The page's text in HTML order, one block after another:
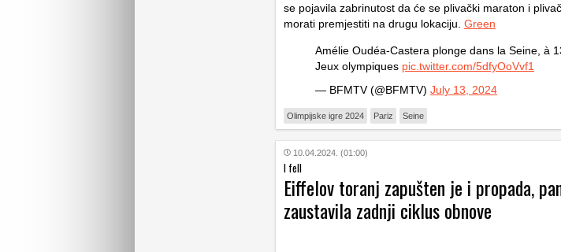
se pojavila zabrinutost da će se plivački maraton i
morati premjestiti na drugu lokaciju. Green
Amélie Oudéa-Castera plonge dans la Seine, à
Jeux olympiques pic.twitter.com/5dfyOoVvf1
— BFMTV (@BFMTV) July 13, 2024
Olimpijske igre 2024 Pariz Seine
10.04.2024. (01:00)
I fell
Eiffelov toranj zapušten je i propada,
zaustavila zadnji ciklus obnove